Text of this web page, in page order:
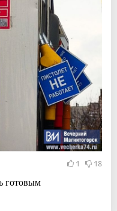
1 18
готовым